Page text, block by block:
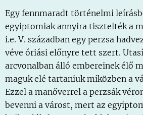
Egy fennmaradt történelmi
egyiptomiak annyira tisztelték a
i.e. V. században egy perzsa
véve óriási előnyre tett szert.
arcvonalban álló embereinek élő
maguk elé tartaniuk miközben a
Ezzel a manőverrel a perzsák
bevenni a várost, mert az